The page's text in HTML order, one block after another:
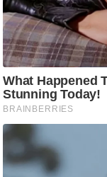
ट
ने
स
मं
त्रा
रि
ले
श
न